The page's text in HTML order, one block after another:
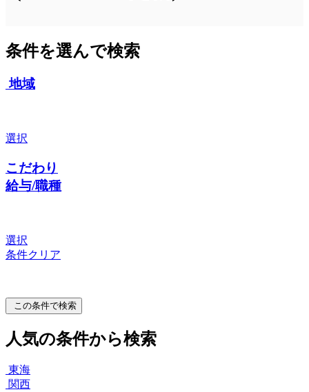
条件を選んで検索
地域
選択
こだわり
給与/職種
選択
条件クリア
この条件で検索
人気の条件から検索
東海
関西